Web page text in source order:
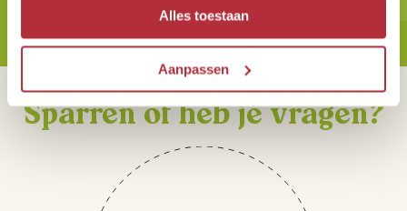
Alles toestaan
Aanpassen
Sparren of heb je vragen?